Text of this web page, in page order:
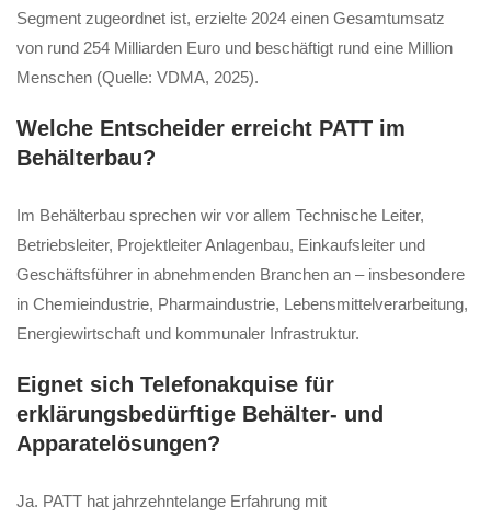
Segment zugeordnet ist, erzielte 2024 einen Gesamtumsatz
von rund 254 Milliarden Euro und beschäftigt rund eine Million
Menschen (Quelle: VDMA, 2025).
Welche Entscheider erreicht PATT im
Behälterbau?
Im Behälterbau sprechen wir vor allem Technische Leiter,
Betriebsleiter, Projektleiter Anlagenbau, Einkaufsleiter und
Geschäftsführer in abnehmenden Branchen an – insbesondere
in Chemieindustrie, Pharmaindustrie, Lebensmittelverarbeitung,
Energiewirtschaft und kommunaler Infrastruktur.
Eignet sich Telefonakquise für
erklärungsbedürftige Behälter- und
Apparatelösungen?
Ja. PATT hat jahrzehntelange Erfahrung mit